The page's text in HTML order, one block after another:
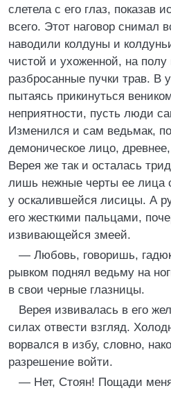
слетела с его глаз, показав
всего. Этот наговор снимал
наводили колдуны и
чистой и ухоженной, на полу
разбросанные пучки трав. В
пытаясь прикинуться
неприятности, пусть люди
Изменился и сам ведьмак,
демоническое лицо,
Верея же так и осталась
лишь нежные черты ее лица
у оскалившейся лисицы. А
его жесткими пальцами,
извивающейся змеей.
— Любовь, говоришь,
рывком поднял ведьму на
в свои черные глазницы.
Верея извивалась в его
силах отвести взгляд.
ворвался в избу, словно,
разрешение войти.
— Нет, Стоян! Пощади